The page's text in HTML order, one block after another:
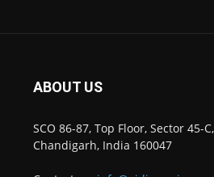
ABOUT US
SCO 86-87, Top Floor, Sector 45-C,
Chandigarh, India 160047